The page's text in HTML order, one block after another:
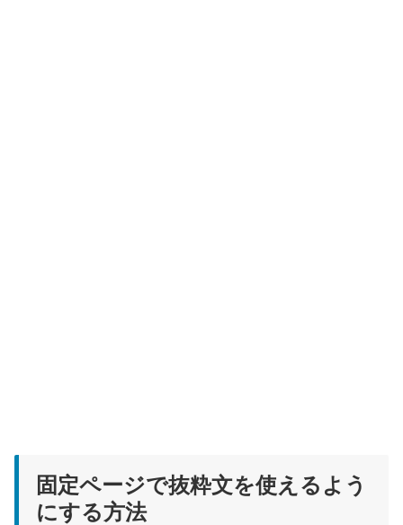
固定ページで抜粋文を使えるよう
にする方法